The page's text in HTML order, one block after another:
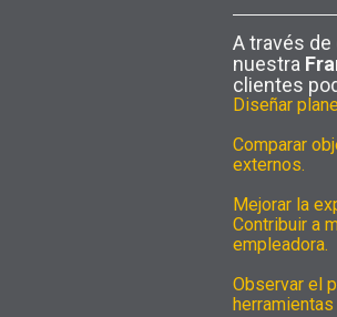
A través
nuestra
clientes
Diseñar
Comparar
externos.
Mejorar la
Contribuir a
empleadora.
Observar el